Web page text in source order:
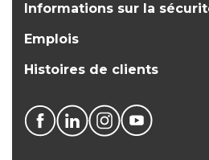
Informations sur la
Emplois
Histoires de clients